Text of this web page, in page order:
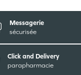
Messagerie
sécurisée
Click and Delivery
parapharmacie